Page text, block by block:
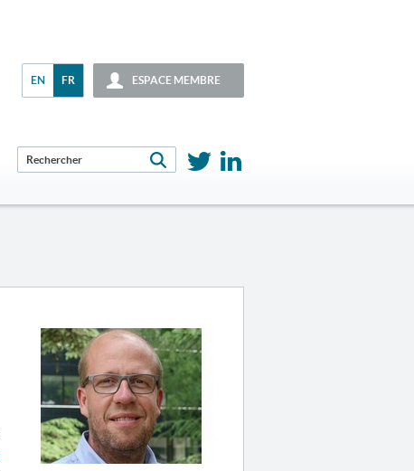
ESPACE MEMBRE
EN FR